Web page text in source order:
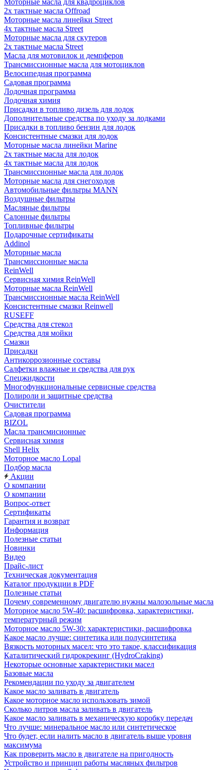
Моторные масла для квадроциклов
2х тактные масла Offroad
Моторные масла линейки Street
4х тактные масла Street
Моторные масла для скутеров
2х тактные масла Street
Масла для мотовилок и демпферов
Трансмиссионные масла для мотоциклов
Велосипедная программа
Садовая программа
Лодочная программа
Лодочная химия
Присадки в топливо дизель для лодок
Дополнительные средства по уходу за лодками
Присадки в топливо бензин для лодок
Консистентные смазки для лодок
Моторные масла линейки Marine
2х тактные масла для лодок
4х тактные масла для лодок
Трансмиссионные масла для лодок
Моторные масла для снегоходов
Автомобильные фильтры MANN
Воздушные фильтры
Масляные фильтры
Салонные фильтры
Топливные фильтры
Подарочные сертификаты
Addinol
Моторные масла
Трансмиссионные масла
ReinWell
Сервисная химия ReinWell
Моторные масла ReinWell
Трансмиссионные масла ReinWell
Консистентные смазки Reinwell
RUSEFF
Средства для стекол
Средства для мойки
Смазки
Присадки
Антикоррозионные составы
Салфетки влажные и средства для рук
Спецжидкости
Многофункциональные сервисные средства
Полироли и защитные средства
Очистители
Садовая программа
BIZOL
Масла трансмисионные
Сервисная химия
Shell Helix
Моторное масло Lopal
Подбор масла
Акции
О компании
О компании
Вопрос-ответ
Сертификаты
Гарантия и возврат
Информация
Полезные статьи
Новинки
Видео
Прайс-лист
Техническая документация
Каталог продукции в PDF
Полезные статьи
Почему современному двигателю нужны малозольные масла
Моторное масло 5W-40: расшифровка, характеристики,
температурный режим
Моторное масло 5W-30: характеристики, расшифровка
Какое масло лучше: синтетика или полусинтетика
Вязкость моторных масел: что это такое, классификация
Каталитический гидрокрекинг (НydroСraking)
Некоторые основные характеристики масел
Базовые масла
Рекомендации по уходу за двигателем
Какое масло заливать в двигатель
Какое моторное масло использовать зимой
Сколько литров масла заливать в двигатель
Какое масло заливать в механическую коробку передач
Что лучше: минеральное масло или синтетическое
Что будет, если налить масло в двигатель выше уровня
максимума
Как проверить масло в двигателе на пригодность
Устройство и принцип работы масляных фильтров